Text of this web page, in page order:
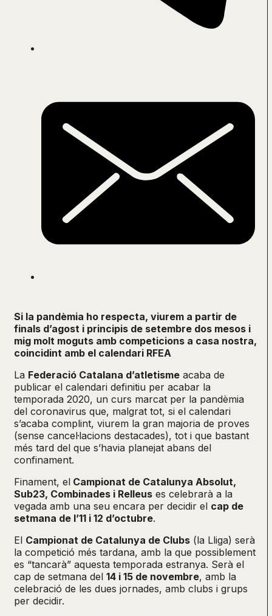
Si la pandèmia ho respecta, viurem a partir de
finals d’agost i principis de setembre dos mesos i
mig molt moguts amb competicions a casa nostra,
coincidint amb el calendari RFEA
La Federació Catalana d’atletisme acaba de
publicar el calendari definitiu per acabar la
temporada 2020, un curs marcat per la pandèmia
del coronavirus que, malgrat tot, si el calendari
s’acaba complint, viurem la gran majoria de proves
(sense cancel·lacions destacades), tot i que bastant
més tard del que s’havia planejat abans del
confinament.
Finament, el Campionat de Catalunya Absolut,
Sub23, Combinades i Relleus es celebrarà a la
vegada amb una seu encara per decidir el cap de
setmana de l’11 i 12 d’octubre.
El Campionat de Catalunya de Clubs (la Lliga) serà
la competició més tardana, amb la que possiblement
es “tancarà” aquesta temporada estranya. Serà el
cap de setmana del 14 i 15 de novembre, amb la
celebració de les dues jornades, amb clubs i grups
per decidir.